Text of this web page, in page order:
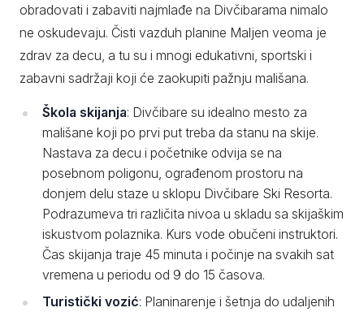
obradovati i zabaviti najmlađe na Divčibarama nimalo
ne oskudevaju. Čisti vazduh planine Maljen veoma je
zdrav za decu, a tu su i mnogi edukativni, sportski i
zabavni sadržaji koji će zaokupiti pažnju mališana.
Škola skijanja: Divčibare su idealno mesto za
mališane koji po prvi put treba da stanu na skije.
Nastava za decu i početnike odvija se na
posebnom poligonu, ograđenom prostoru na
donjem delu staze u sklopu Divčibare Ski Resorta.
Podrazumeva tri različita nivoa u skladu sa skijaškim
iskustvom polaznika. Kurs vode obučeni instruktori.
Čas skijanja traje 45 minuta i počinje na svakih sat
vremena u periodu od 9 do 15 časova.
Turistički vozić: Planinarenje i šetnja do udaljenih